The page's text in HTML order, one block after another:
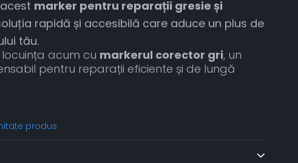
marker pentru reparații gresie și
rapidă și accesibilă care aduce un plus de
tău.
acum cu markerul corector gri, un
pentru reparații eficiente și de lungă
produs